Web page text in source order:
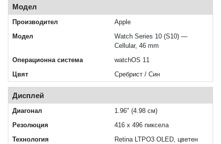
Модел
Производител
Apple
Модел
Watch Series 10 (S10) —
Cellular, 46 mm
Операционна система
watchOS 11
Цвят
Сребрист / Син
Дисплей
Диагонал
1.96" (4.98 см)
Резолюция
416 x 496 пиксела
Технология
Retina LTPO3 OLED, цветен